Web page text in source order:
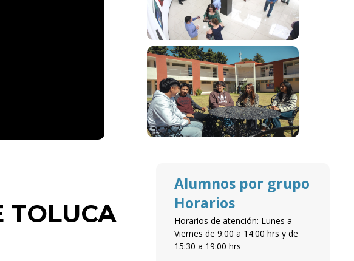
TOLUCA
Alumnos por grupo
Horarios
Horarios de atención: Lunes a
Viernes de 9:00 a 14:00 hrs y de
15:30 a 19:00 hrs